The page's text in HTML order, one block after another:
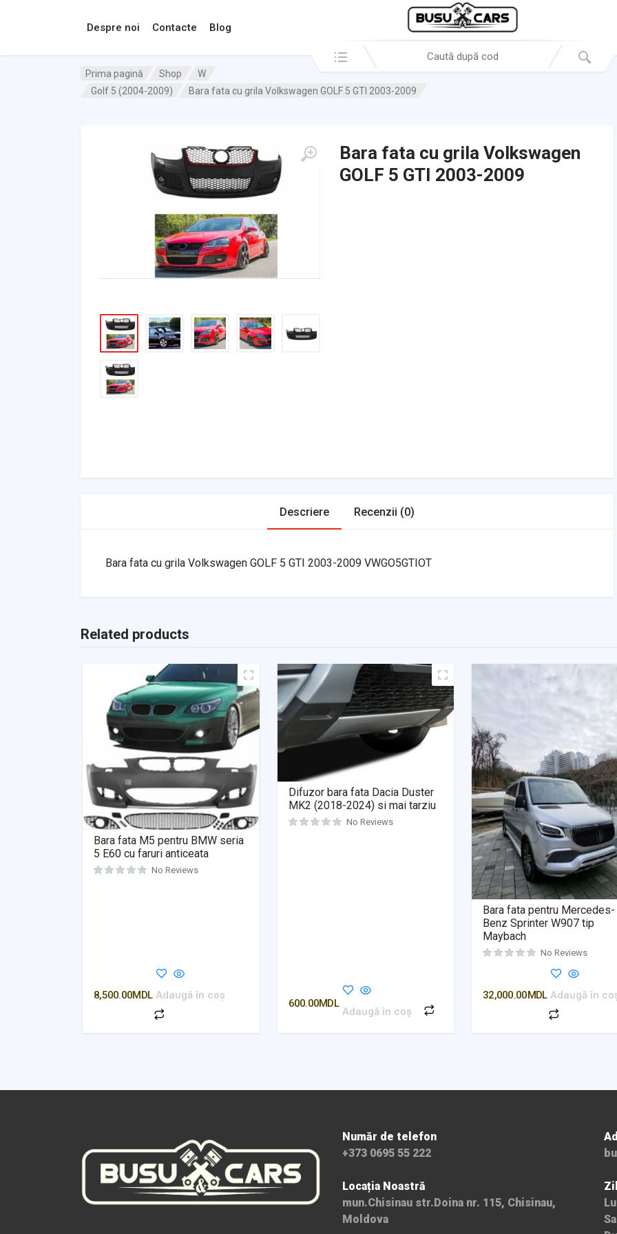
Despre noi Contacte Blog
Prima pagină Shop
W
Golf 5 (2004-2009)
Bara fata cu grila Volkswagen GOLF 5 GTI 2003-2009
Bara fata cu grila Volkswagen
GOLF 5 GTI 2003-2009
Descriere Recenzii (0)
Bara fata cu grila Volkswagen GOLF 5 GTI 2003-2009 VWGO5GTIOT
Related products
Bara fata M5 pentru BMW seria
5 E60 cu faruri anticeata
No Reviews
8,500.00MDL Adaugă în coș
Difuzor bara fata Dacia Duster
MK2 (2018-2024) si mai tarziu
No Reviews
600.00MDL
Adaugă în coș
Bara fata pentru Mercedes-
Benz Sprinter W907 tip
Maybach
No Reviews
32,000.00MDL Adaugă în
Număr de telefon
+373 0695 55 222
Locația Noastră
mun.Chisinau str.Doina nr. 115, Chisinau,
Moldova